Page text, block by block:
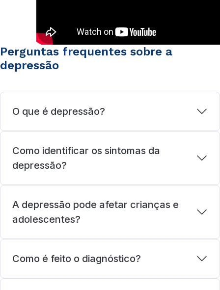
Perguntas frequentes sobre a
depressão
O que é depressão?
Como identificar os sintomas da
depressão?
A depressão pode afetar crianças e
adolescentes?
Como é feito o diagnóstico?